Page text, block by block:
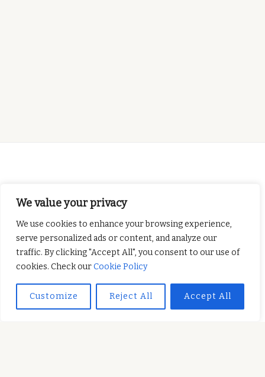
We value your privacy
We use cookies to enhance your browsing experience,
serve personalized ads or content, and analyze our
traffic. By clicking "Accept All", you consent to our use of
cookies. Check ourCookie Policy
Customize Reject All Accept All
sfinansowany przy wsparciu Komisji Europejskiej.
Niniejsza publikacja odzwierciedla jedynie
stanowisko autora, a Komisja Europejska nie może
ponosić odpowiedzialności za jakiekolwiek
wykorzystanie informacji zawartych w tej
publikacji.